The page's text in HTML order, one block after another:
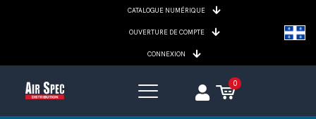
CATALOGUE NUMÉRIQUE
OUVERTURE DE COMPTE
CONNEXION
0